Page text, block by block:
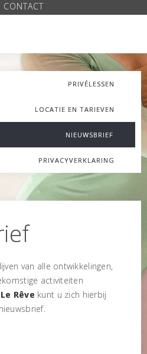
CONTACT
PRIVÉLESSEN
LOCATIE EN TARIEVEN
NIEUWSBRIEF
PRIVACYVERKLARING
van alle ontwikkelingen,
activiteiten
Rêve kunt u zich hierbij